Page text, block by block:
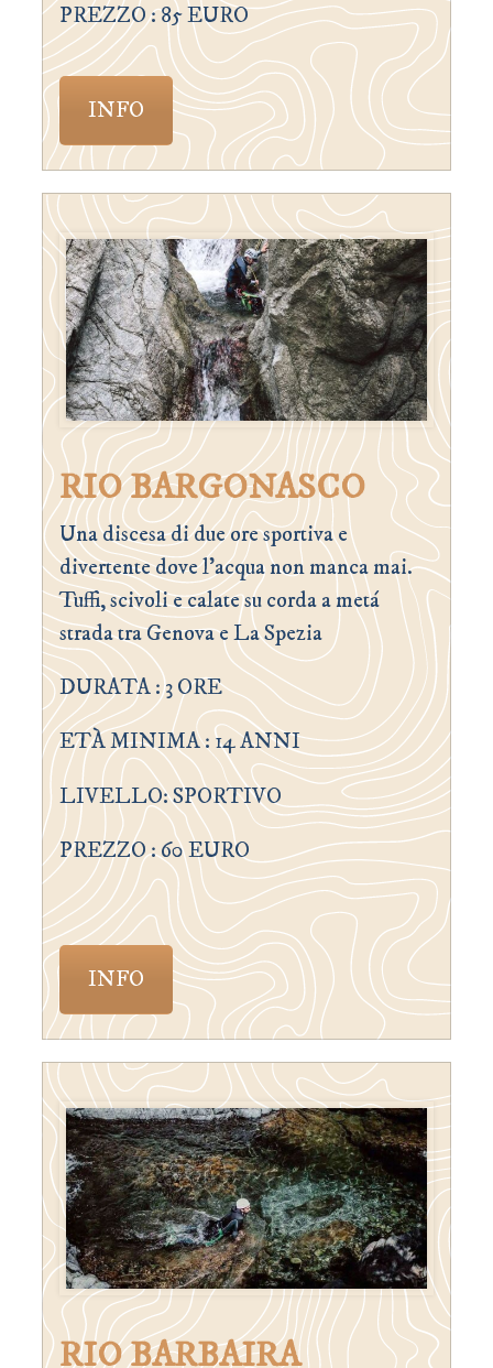
PREZZO : 85 EURO
INFO
RIO BARGONASCO
Una discesa di due ore sportiva e
divertente dove l’acqua non manca mai.
Tuffi, scivoli e calate su corda a metá
strada tra Genova e La Spezia
DURATA : 3 ORE
ETÀ MINIMA : 14 ANNI
LIVELLO: SPORTIVO
PREZZO : 60 EURO
INFO
RIO BARBAIRA